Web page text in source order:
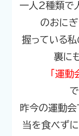
一人2種類で
のおにぎ
握っている私
裏に
「運
昨今の運動会
当を食べず